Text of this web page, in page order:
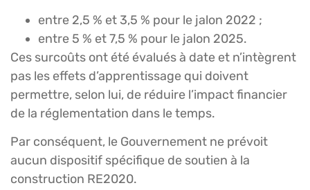
entre 2,5 % et 3,5 % pour le jalon 2022 ;
entre 5 % et 7,5 % pour le jalon 2025.
Ces surcoûts ont été évalués à date et n’intègrent
pas les effets d’apprentissage qui doivent
permettre, selon lui, de réduire l’impact financier
de la réglementation dans le temps.
Par conséquent, le Gouvernement ne prévoit
aucun dispositif spécifique de soutien à la
construction RE2020.